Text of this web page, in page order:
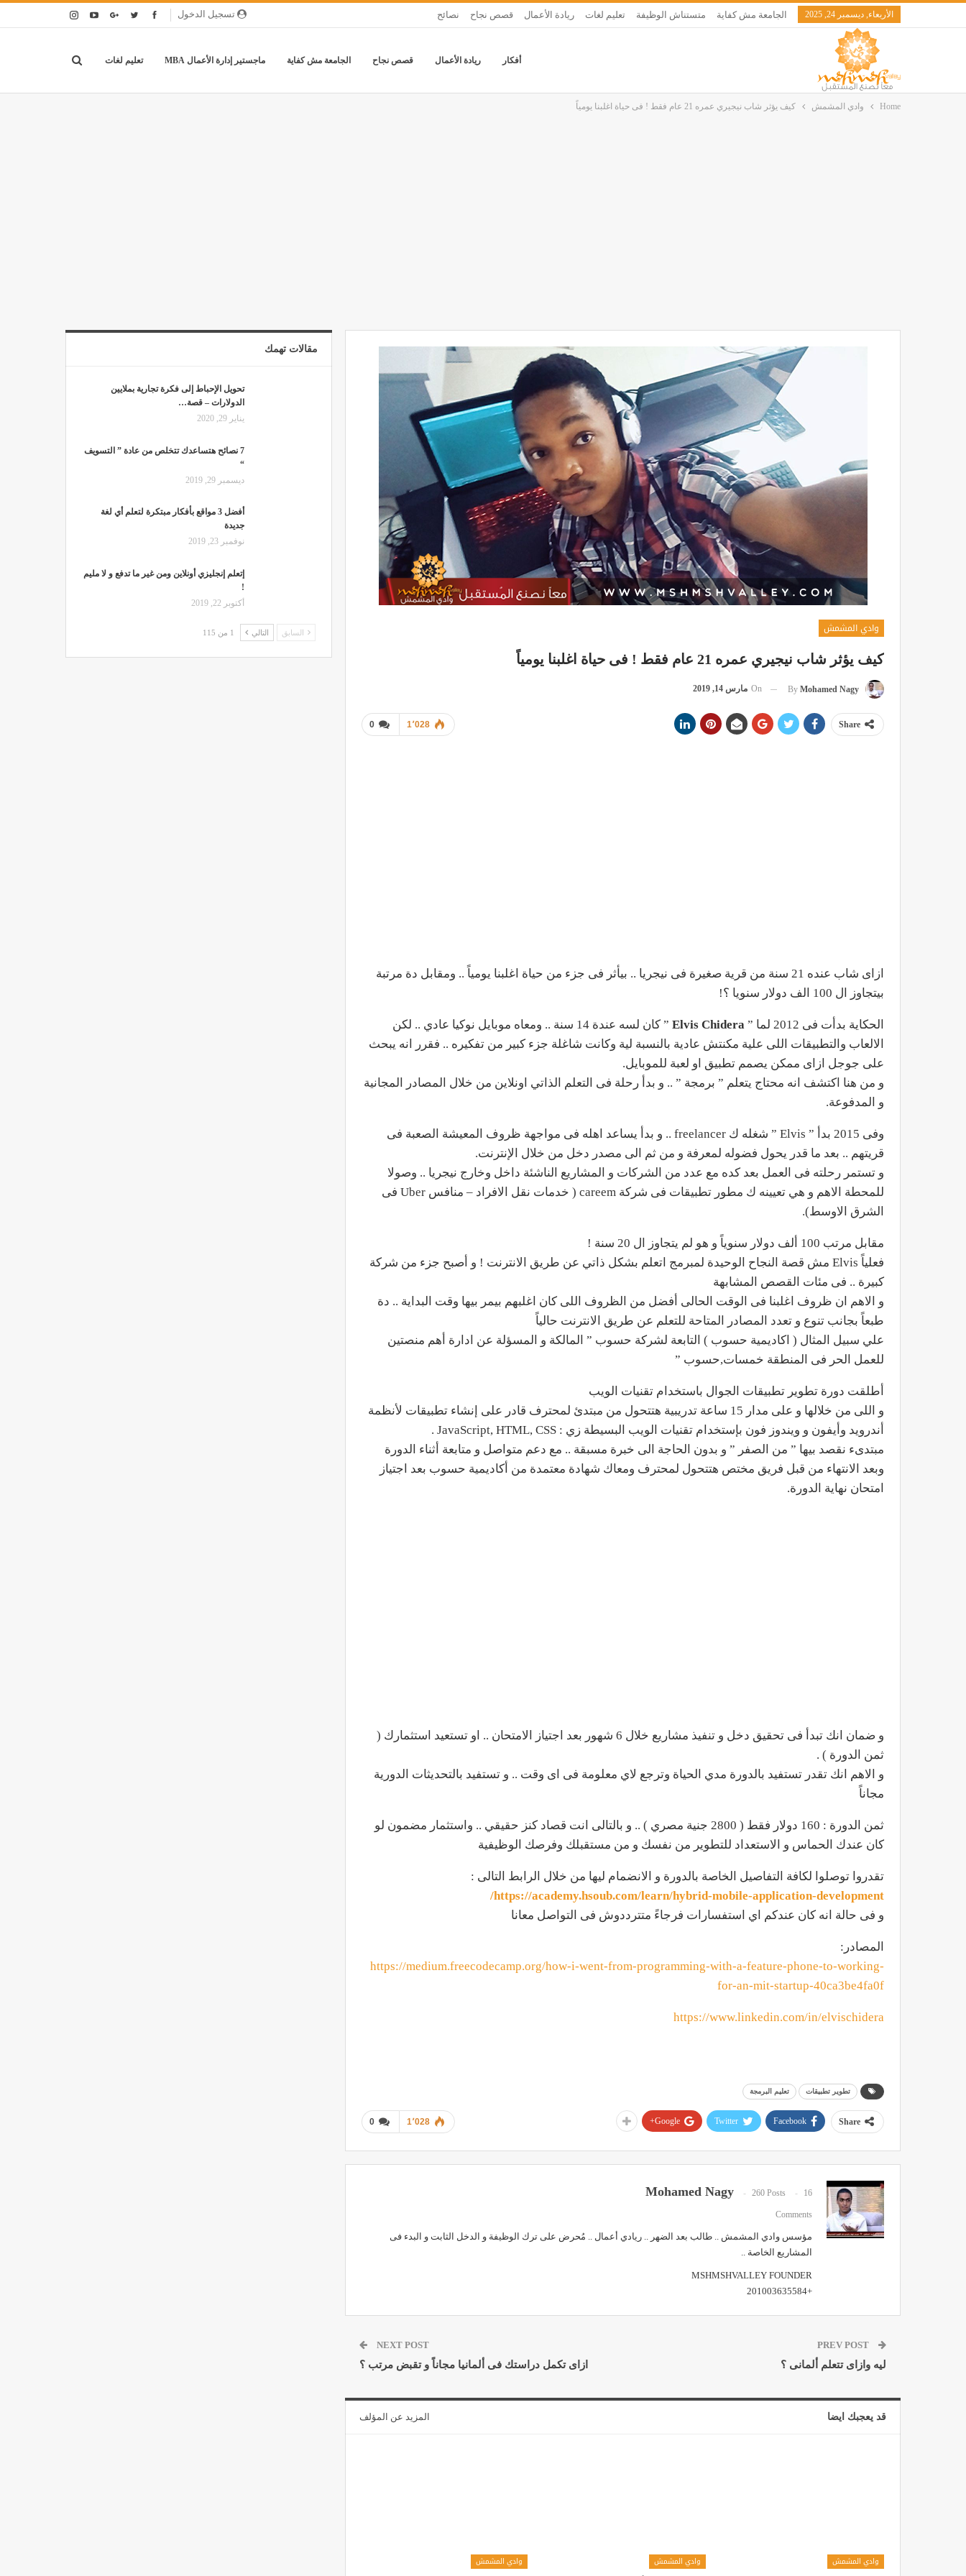
تسجيل الدخول الأربعاء, ديسمبر 24, 2025 الجامعة مش كفاية متستناش الوظيفة تعليم لغات ريادة الأعمال قصص نجاح نصائح
أفكار ريادة الأعمال قصص نجاح الجامعة مش كفاية ماجستير إدارة الأعمال MBA تعليم لغات
Home وادي المشمش كيف يؤثر شاب نيجيري عمره 21 عام فقط ! فى حياة اغلبنا يومياً
وادي المشمش
كيف يؤثر شاب نيجيري عمره 21 عام فقط ! فى حياة اغلبنا يومياً
By Mohamed Nagy
On مارس 14, 2019
0 1٬028 Share
ازاى شاب عنده 21 سنة من قرية صغيرة فى نيجريا .. بيأثر فى جزء من حياة اغلبنا يومياً .. ومقابل دة مرتبة
بيتجاوز ال 100 الف دولار سنويا ؟!
الحكاية بدأت فى 2012 لما ” Elvis Chidera
” كان لسه عندة 14 سنة .. ومعاه موبايل نوكيا عادي .. لكن
الالعاب والتطبيقات اللى علية مكنتش عادية بالنسبة لية وكانت شاغلة جزء كبير من تفكيره .. فقرر انه يبحث
على جوجل ازاى ممكن يصمم تطبيق او لعبة للموبايل.
و من هنا اكتشف انه محتاج يتعلم ” برمجة ” .. و بدأ رحلة فى التعلم الذاتي اونلاين من خلال المصادر المجانية
و المدفوعة.
وفى 2015 بدأ ” Elvis ” شغله ك freelancer .. و بدأ يساعد اهله فى مواجهة ظروف المعيشة الصعبة فى
قريتهم .. بعد ما قدر يحول فضوله لمعرفة و من ثم الى مصدر دخل من خلال الإنترنت.
و تستمر رحلته فى العمل بعد كده مع عدد من الشركات و المشاريع الناشئة داخل وخارج نيجريا .. وصولا
للمحطة الاهم و هي تعيينه ك مطور تطبيقات فى شركة careem ( خدمات نقل الافراد – منافس Uber فى
الشرق الاوسط).
مقابل مرتب 100 ألف دولار سنوياً و هو لم يتجاوز ال 20 سنة !
فعلياً Elvis مش قصة النجاح الوحيدة لمبرمج اتعلم بشكل ذاتي عن طريق الانترنت ! و أصبح جزء من شركة
كبيرة .. فى مئات القصص المشابهة
و الاهم ان ظروف اغلبنا فى الوقت الحالى أفضل من الظروف اللى كان اغلبهم بيمر بيها وقت البداية .. دة
طبعاً بجانب تنوع و تعدد المصادر المتاحة للتعلم عن طريق الانترنت حالياً
علي سبيل المثال ( اكاديمية حسوب ) التابعة لشركة حسوب ” المالكة و المسؤلة عن ادارة أهم منصتين
للعمل الحر فى المنطقة خمسات,حسوب ”
أطلقت دورة تطوير تطبيقات الجوال باستخدام تقنيات الويب
و اللى من خلالها و على مدار 15 ساعة تدريبية هتتحول من مبتدئ لمحترف قادر على إنشاء تطبيقات لأنظمة
أندرويد وأيفون و ويندوز فون بإستخدام تقنيات الويب البسيطة زي : JavaScript, HTML, CSS .
مبتدىء نقصد بيها ” من الصفر ” و بدون الحاجة الى خبرة مسبقة .. مع دعم متواصل و متابعة أثناء الدورة
وبعد الانتهاء من قبل فريق مختص هتتحول لمحترف ومعاك شهادة معتمدة من أكاديمية حسوب بعد اجتياز
امتحان نهاية الدورة.
و ضمان انك تبدأ فى تحقيق دخل و تنفيذ مشاريع خلال 6 شهور بعد اجتياز الامتحان .. او تستعيد استثمارك (
ثمن الدورة ) .
و الاهم انك تقدر تستفيد بالدورة مدي الحياة وترجع لاي معلومة فى اى وقت .. و تستفيد بالتحديثات الدورية
مجاناً
ثمن الدورة : 160 دولار فقط ( 2800 جنية مصري ) .. و بالتالى انت قصاد كنز حقيقي .. واستثمار مضمون لو
كان عندك الحماس و الاستعداد للتطوير من نفسك و من مستقبلك وفرصك الوظيفية
تقدروا توصلوا لكافة التفاصيل الخاصة بالدورة و الانضمام ليها من خلال الرابط التالى :
https://academy.hsoub.com/learn/hybrid-mobile-application-development/
و فى حالة انه كان عندكم اي استفسارات فرجاءً متترددوش فى التواصل معانا
المصادر:
https://medium.freecodecamp.org/how-i-went-from-programming-with-a-feature-phone-to-working-
for-an-mit-startup-40ca3be4fa0f
https://www.linkedin.com/in/elvischidera
تطوير تطبيقات تعليم البرمجة
0 1٬028 Share
Facebook
Twitter
Google+
Mohamed Nagy 260 Posts 16
Comments
مؤسس وادي المشمش .. طالب بعد الضهر .. ريادي أعمال .. مُحرض على ترك الوظيفة و الدخل الثابت و البدء فى
المشاريع الخاصة ..
MSHMSHVALLEY FOUNDER
+201003635584
ليه وازاى تتعلم ألمانى ؟
NEXT POST
ازاى تكمل دراستك فى ألمانيا مجاناً و تقبض مرتب ؟
قد يعجبك ايضا المزيد عن المؤلف
وادي المشمش وادي المشمش وادي المشمش
مقالات تهمك
تحويل الإحباط إلى فكرة تجارية بملايين
الدولارات – قصة…
يناير 29, 2020
7 نصائح هتساعدك تتخلص من عادة ” التسويف
“
ديسمبر 29, 2019
أفضل 3 مواقع بأفكار مبتكرة لتعلم أي لغة
جديدة
نوفمبر 23, 2019
إتعلم إنجليزي أونلاين ومن غير ما تدفع و لا مليم
!
أكتوبر 22, 2019
السابق التالي 1 من 115